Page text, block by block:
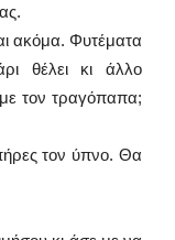
ακόμα. Φυτέματα
θέλει κι άλλο
με τον τραγόπαπα;
τον ύπνο. Θα